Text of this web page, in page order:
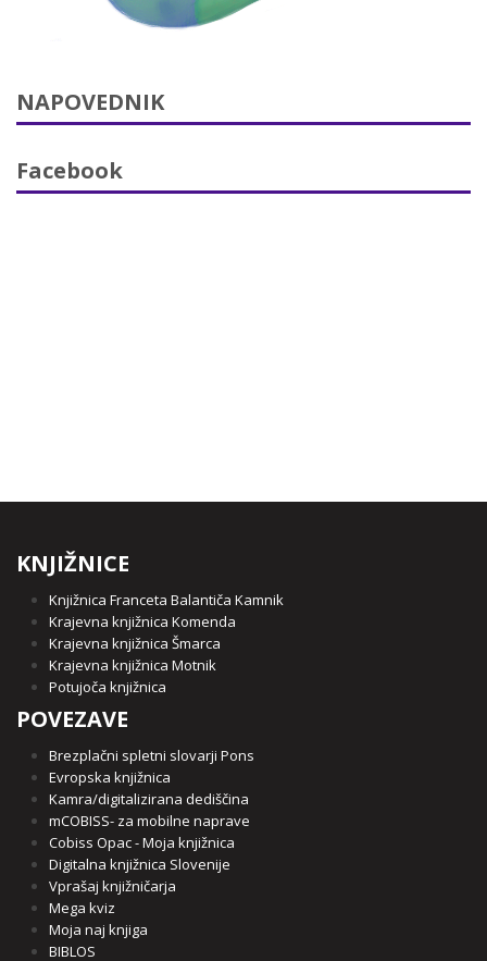
NAPOVEDNIK
Facebook
KNJIŽNICE
Knjižnica Franceta Balantiča Kamnik
Krajevna knjižnica Komenda
Krajevna knjižnica Šmarca
Krajevna knjižnica Motnik
Potujoča knjižnica
POVEZAVE
Brezplačni spletni slovarji Pons
Evropska knjižnica
Kamra/digitalizirana dediščina
mCOBISS- za mobilne naprave
Cobiss Opac - Moja knjižnica
Digitalna knjižnica Slovenije
Vprašaj knjižničarja
Mega kviz
Moja naj knjiga
BIBLOS